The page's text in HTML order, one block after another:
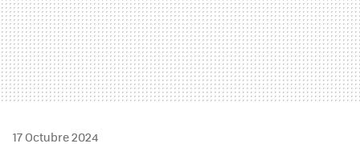
17 Octubre 2024